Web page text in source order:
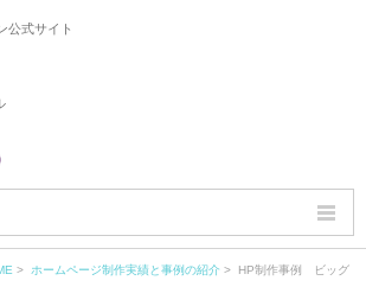
公式サイト
HOME
> ホームページ制作実績と事例の紹介 > HP制作事例 ビッグ